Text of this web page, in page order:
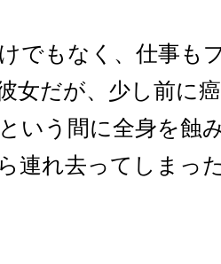
でもなく、仕事も
女だが、少し前に
いう間に全身を蝕
連れ去ってしまっ